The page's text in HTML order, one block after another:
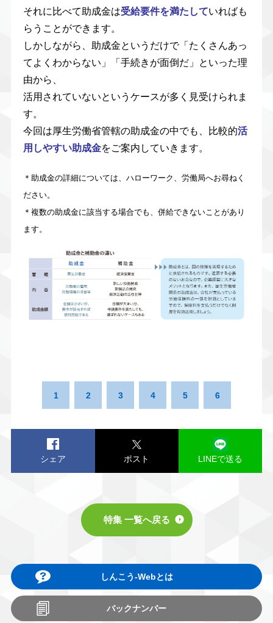
それに比べて助成金は受給要件を満たしていればも
らうことができます。
しかしながら、助成金というだけで「たくさんあっ
てよくわからない」「手続きが面倒だ」といった理
由から、
活用されていないというケースが多く見受けられま
す。
今回は厚生労働省管轄の助成金の中でも、比較的活
用しやすい助成金をご案内していきます。
＊助成金の詳細については、ハローワーク、労働局へお尋ねく
ださい。
＊複数の助成金に該当する場合でも、併給できないことがあり
ます。
1 2 3 4 5 6
シェア ポスト LINEで送る
特集 一覧へ戻る
しんこう-Webとは
バックナンバー